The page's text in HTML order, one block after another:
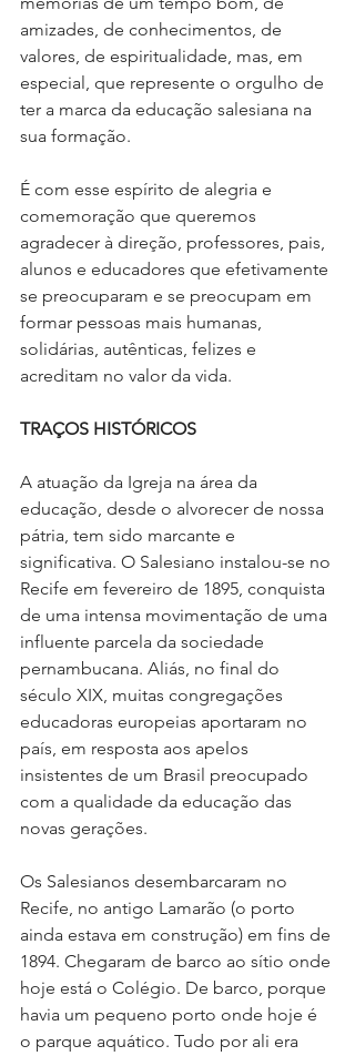
amizades, de conhecimentos, de
valores, de espiritualidade, mas, em
especial, que represente o orgulho de
ter a marca da educação salesiana na
sua formação.
É com esse espírito de alegria e
comemoração que queremos
agradecer à direção, professores, pais,
alunos e educadores que efetivamente
se preocuparam e se preocupam em
formar pessoas mais humanas,
solidárias, autênticas, felizes e
acreditam no valor da vida.
TRAÇOS HISTÓRICOS
A atuação da Igreja na área da
educação, desde o alvorecer de nossa
pátria, tem sido marcante e
significativa. O Salesiano instalou-se no
Recife em fevereiro de 1895, conquista
de uma intensa movimentação de uma
influente parcela da sociedade
pernambucana. Aliás, no final do
século XIX, muitas congregações
educadoras europeias aportaram no
país, em resposta aos apelos
insistentes de um Brasil preocupado
com a qualidade da educação das
novas gerações.
Os Salesianos desembarcaram no
Recife, no antigo Lamarão (o porto
ainda estava em construção) em fins de
1894. Chegaram de barco ao sítio onde
hoje está o Colégio. De barco, porque
havia um pequeno porto onde hoje é
o parque aquático. Tudo por ali era